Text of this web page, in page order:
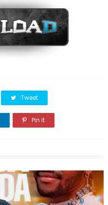
Tweet
Pin it